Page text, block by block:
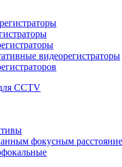
видеорегистраторы
CCTV
фокусным